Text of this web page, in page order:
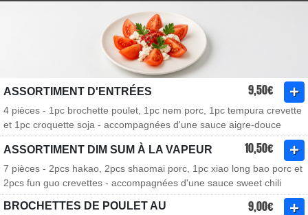
ASSORTIMENT D'ENTRÉES 9,50€
4 pièces - 1pc brochette poulet, 1pc nem porc, 1pc tempura crevette
et 1pc croquette soja - accompagnées d'une sauce aigre-douce
ASSORTIMENT DIM SUM À LA VAPEUR 10,50€
7 pièces - 2pcs hakao, 2pcs shaomai porc, 1pc xiao long bao porc et
2pcs fun guo crevettes - accompagnées d'une sauce sweet chili
BROCHETTES DE POULET AU
9,00€